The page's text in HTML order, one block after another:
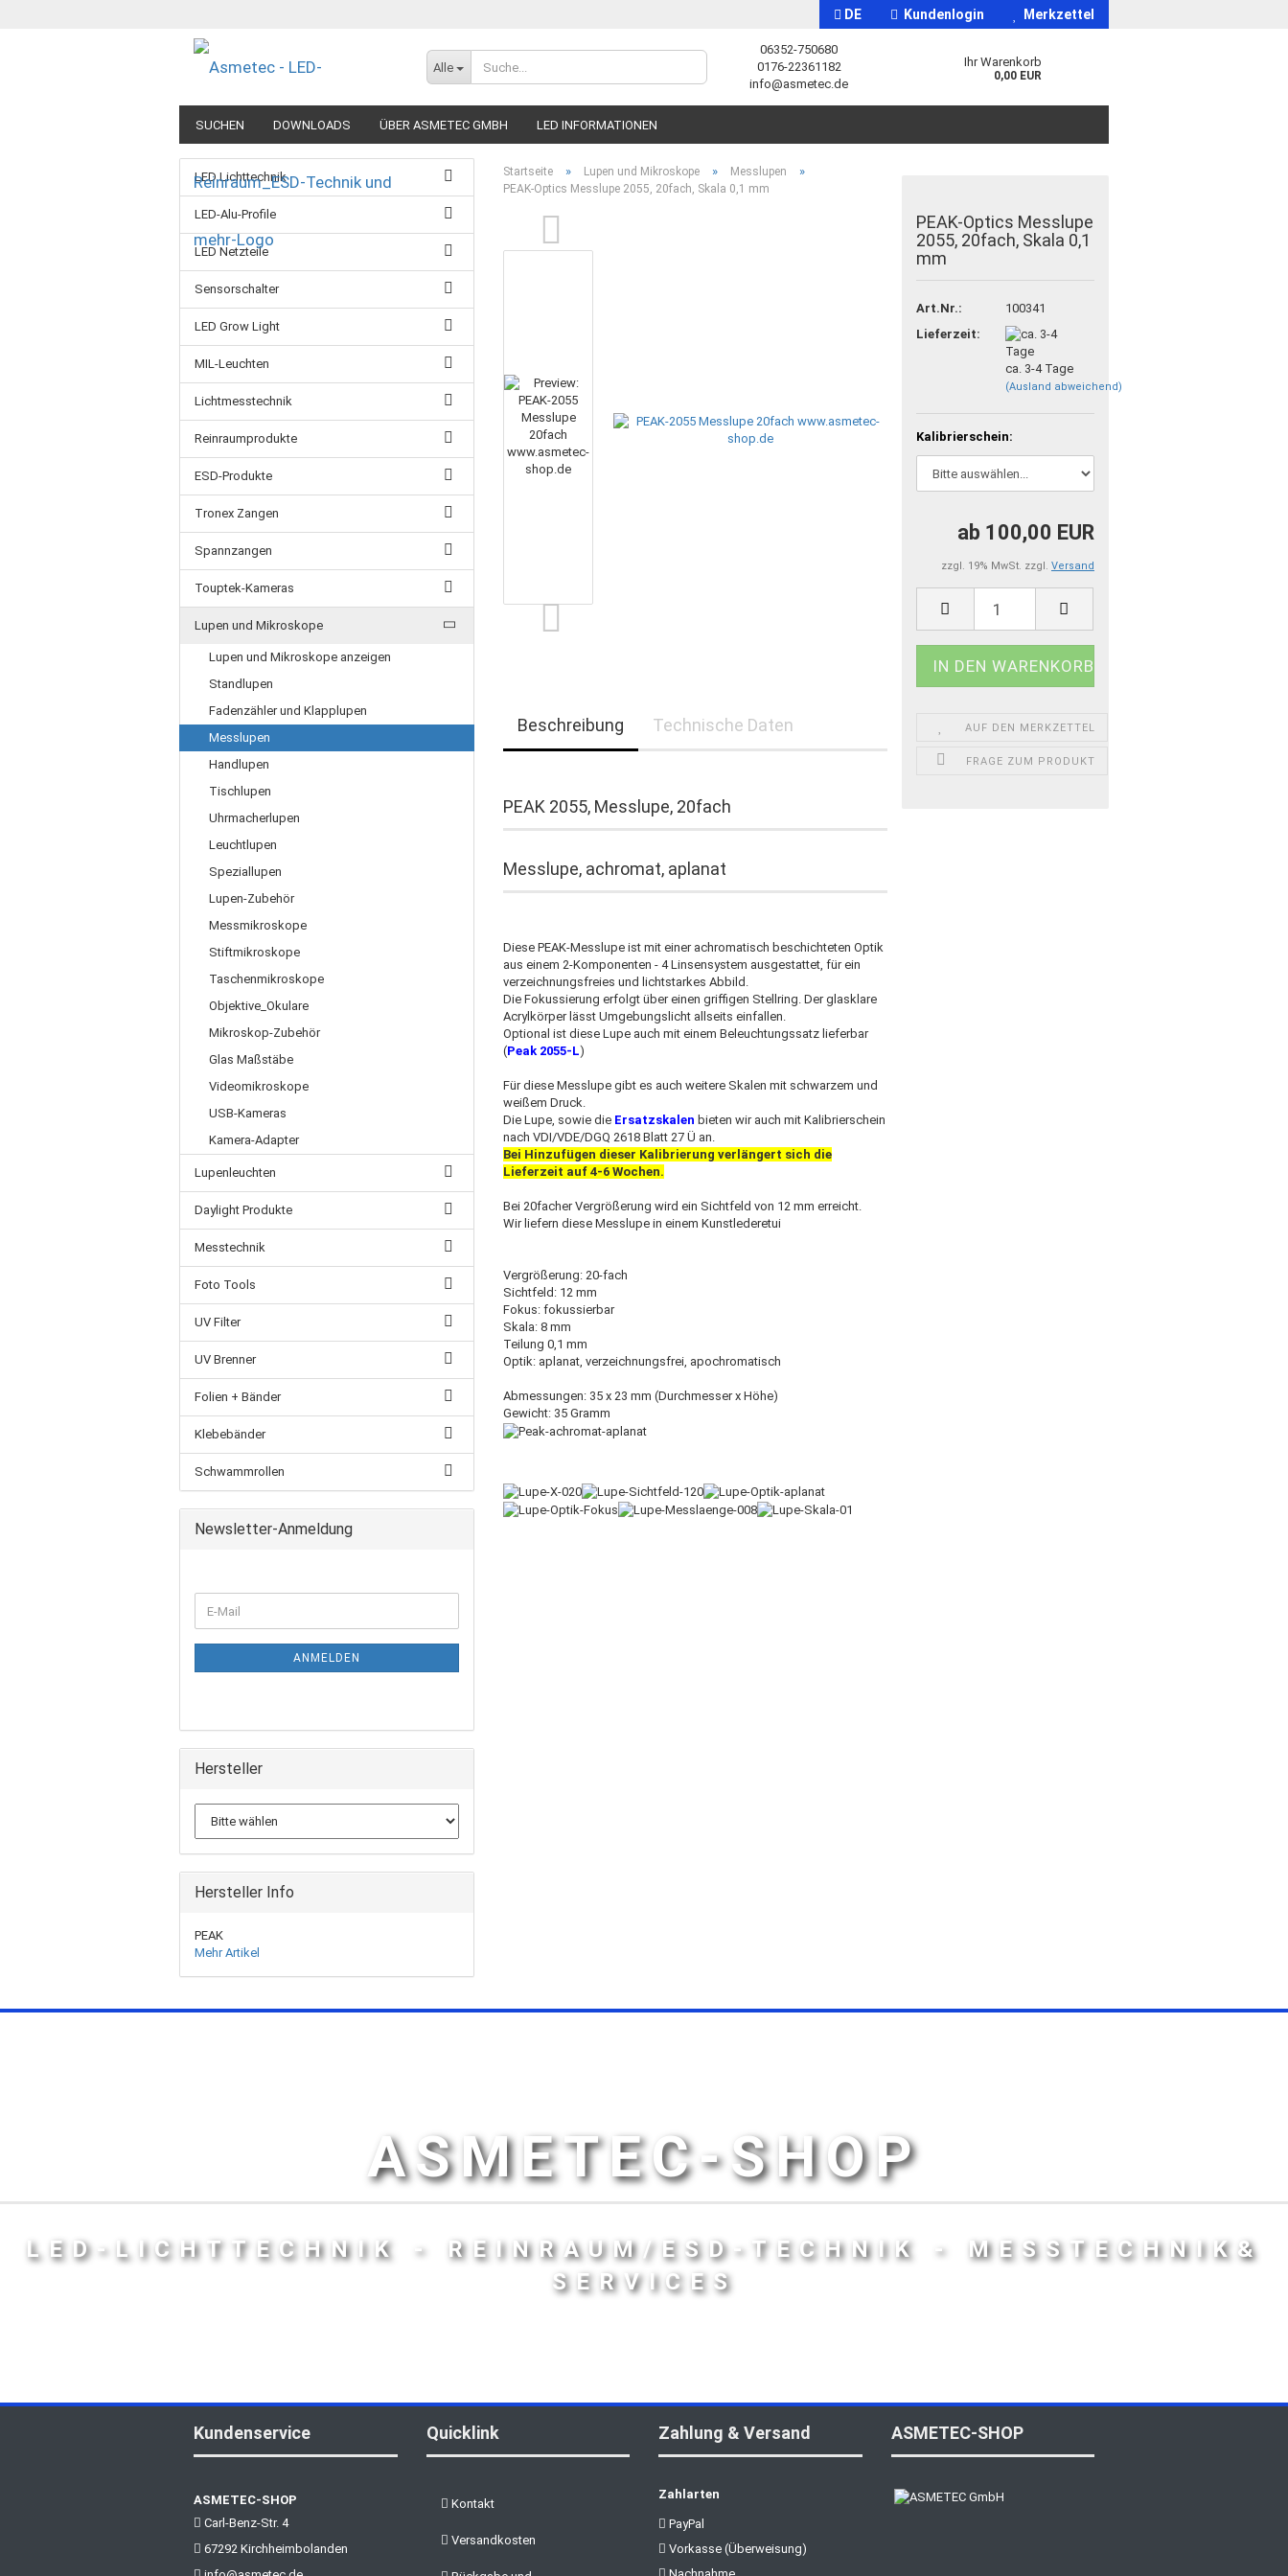
DE
Sprache auswählen
Kundenlogin Merkzettel
Alle
06352-750680
0176-22361182
info@asmetec.de
Ihr Warenkorb
0,00 EUR
SUCHEN DOWNLOADS ÜBER ASMETEC GMBH LED INFORMATIONEN
Startseite » Lupen und Mikroskope » Messlupen »
PEAK-Optics Messlupe 2055, 20fach, Skala 0,1 mm
PEAK-Optics Messlupe
2055, 20fach, Skala 0,1
mm
Art.Nr.:
100341
Lieferzeit:
ca. 3-4 Tage
(Ausland abweichend)
Kalibrierschein:
ab 100,00 EUR
zzgl. 19% MwSt. zzgl. Versand
AUF DEN MERKZETTEL
FRAGE ZUM PRODUKT
Beschreibung Technische Daten
PEAK 2055, Messlupe, 20fach
Messlupe, achromat, aplanat
Diese PEAK-Messlupe ist mit einer achromatisch beschichteten Optik
aus einem 2-Komponenten - 4 Linsensystem ausgestattet, für ein
verzeichnungsfreies und lichtstarkes Abbild.
Die Fokussierung erfolgt über einen griffigen Stellring.Der glasklare
Acrylkörper lässt Umgebungslicht allseits einfallen.
Optional ist diese Lupe auch mit einem Beleuchtungssatz lieferbar
(Peak 2055-L)
Für diese Messlupe gibt es auch weitere Skalen mit schwarzem und
weißem Druck.
Die Lupe, sowie die Ersatzskalen bieten wir auch mit Kalibrierschein
nach VDI/VDE/DGQ 2618 Blatt 27 Ü an.
Bei Hinzufügen dieser Kalibrierung verlängert sich die
Lieferzeit auf 4-6 Wochen.
Bei 20facher Vergrößerung wird ein Sichtfeld von 12 mm erreicht.
Wir liefern diese Messlupe in einem Kunstlederetui
Vergrößerung: 20-fach
Sichtfeld: 12 mm
Fokus: fokussierbar
Skala: 8 mm
Teilung 0,1 mm
Optik: aplanat, verzeichnungsfrei, apochromatisch
Abmessungen: 35 x 23 mm (Durchmesser x Höhe)
Gewicht: 35 Gramm
LED Lichttechnik
LED-Alu-Profile
LED Netzteile
Sensorschalter
LED Grow Light
MIL-Leuchten
Lichtmesstechnik
Reinraumprodukte
ESD-Produkte
Tronex Zangen
Spannzangen
Touptek-Kameras
Lupen und Mikroskope
Lupen und Mikroskope anzeigen
Standlupen
Fadenzähler und Klapplupen
Messlupen
Handlupen
Tischlupen
Uhrmacherlupen
Leuchtlupen
Speziallupen
Lupen-Zubehör
Messmikroskope
Stiftmikroskope
Taschenmikroskope
Objektive_Okulare
Mikroskop-Zubehör
Glas Maßstäbe
Videomikroskope
USB-Kameras
Kamera-Adapter
Lupenleuchten
Daylight Produkte
Messtechnik
Foto Tools
UV Filter
UV Brenner
Folien + Bänder
Klebebänder
Schwammrollen
Newsletter-Anmeldung
ANMELDEN
Hersteller
Hersteller Info
PEAK
Mehr Artikel
ASMETEC-SHOP
LED-LICHTTECHNIK - REINRAUM/ESD-TECHNIK - MESSTECHNIK&
SERVICES
Kundenservice
ASMETEC-SHOP
Carl-Benz-Str. 4
67292 Kirchheimbolanden
Quicklink
Kontakt
Versandkosten
Zahlung & Versand
Zahlarten
PayPal
Vorkasse (Überweisung)
ASMETEC-SHOP